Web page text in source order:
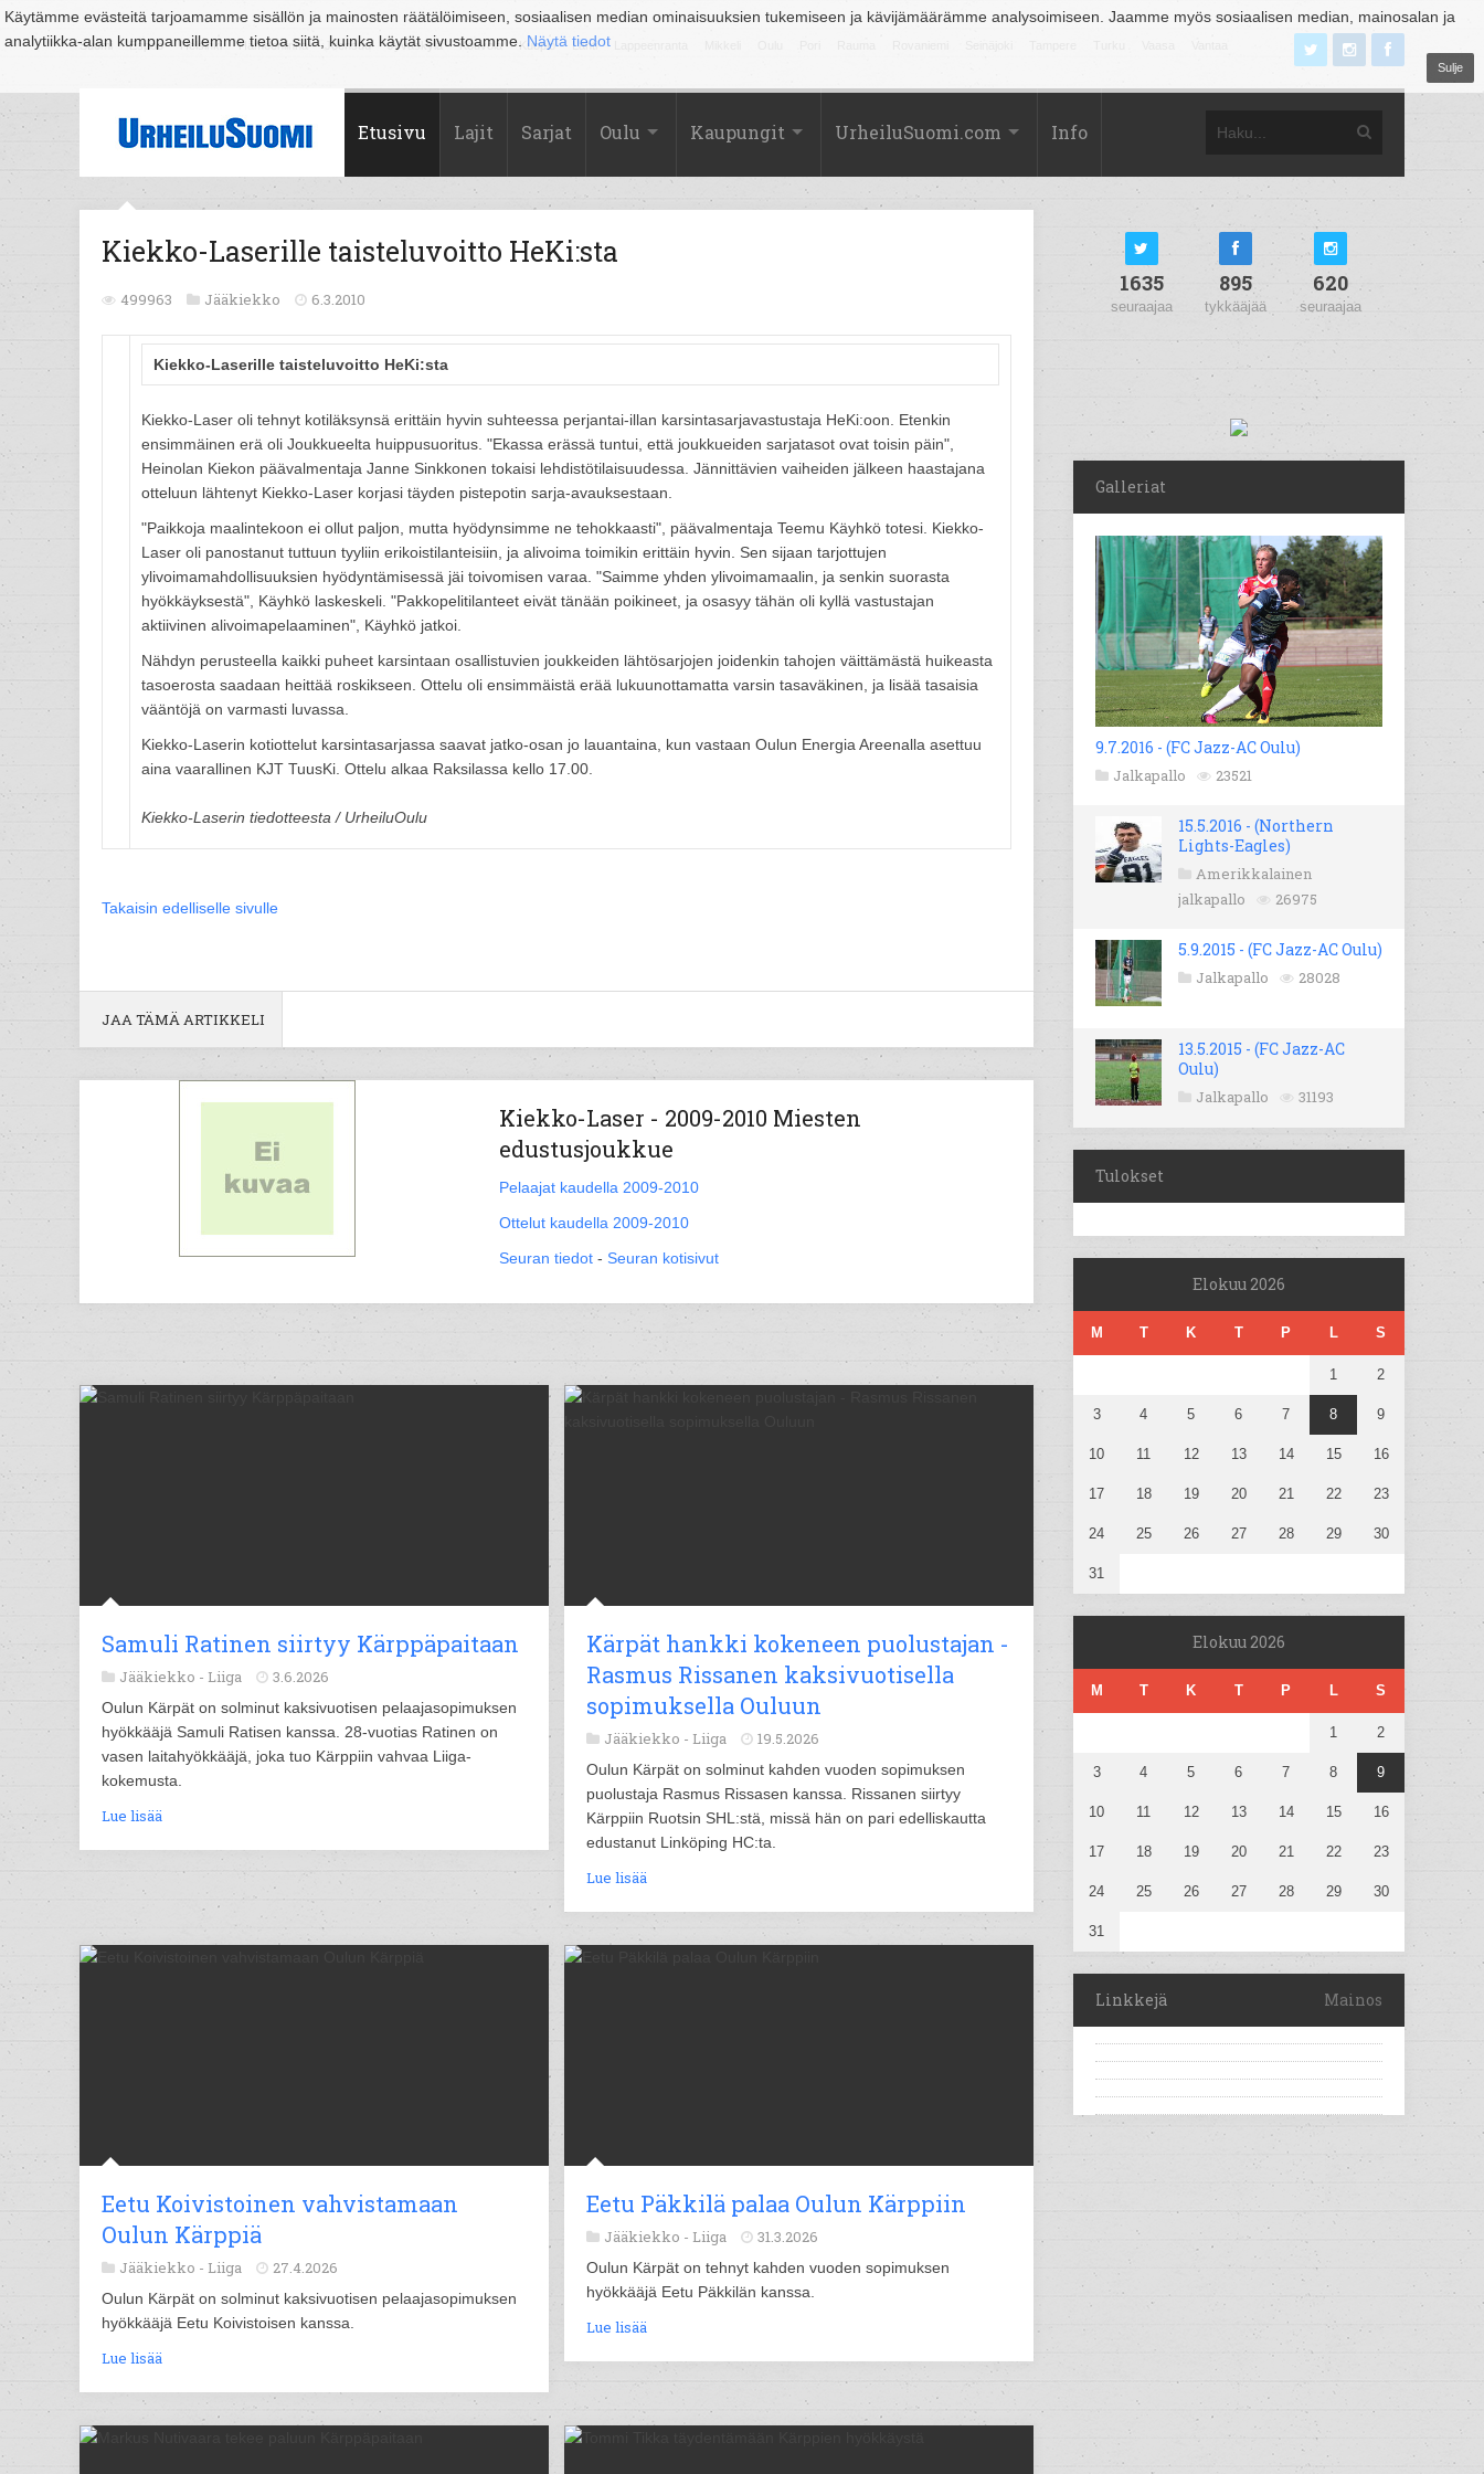
Käytämme evästeitä tarjoamamme sisällön ja mainosten räätälöimiseen, sosiaalisen median ominaisuuksien tukemiseen ja kävijämäärämme analysoimiseen. Jaamme myös sosiaalisen median, mainosalan ja
analytiikka-alan kumppaneillemme tietoa siitä, kuinka käytät sivustoamme. Näytä tiedot
Sulje
Suomi Espoo Helsinki Hämeenlinna Joensuu Jyväskylä Kouvola Kuopio Lahti
Etusivu Lajit Sarjat Oulu Kaupungit UrheiluSuomi.com Info
Kiekko-Laserille taisteluvoitto HeKi:sta
499963 Jääkiekko 6.3.2010
Kiekko-Laserille taisteluvoitto HeKi:sta
Kiekko-Laser oli tehnyt kotiläksynsä erittäin hyvin suhteessa perjantai-illan karsintasarjavastustaja HeKi:oon. Etenkin
ensimmäinen erä oli Joukkueelta huippusuoritus. "Ekassa erässä tuntui, että joukkueiden sarjatasot ovat toisin päin",
Heinolan Kiekon päävalmentaja Janne Sinkkonen tokaisi lehdistötilaisuudessa. Jännittävien vaiheiden jälkeen haastajana
otteluun lähtenyt Kiekko-Laser korjasi täyden pistepotin sarja-avauksestaan.
"Paikkoja maalintekoon ei ollut paljon, mutta hyödynsimme ne tehokkaasti", päävalmentaja Teemu Käyhkö totesi. Kiekko-
Laser oli panostanut tuttuun tyyliin erikoistilanteisiin, ja alivoima toimikin erittäin hyvin. Sen sijaan tarjottujen
ylivoimamahdollisuuksien hyödyntämisessä jäi toivomisen varaa. "Saimme yhden ylivoimamaalin, ja senkin suorasta
hyökkäyksestä", Käyhkö laskeskeli. "Pakkopelitilanteet eivät tänään poikineet, ja osasyy tähän oli kyllä vastustajan
aktiivinen alivoimapelaaminen", Käyhkö jatkoi.
Nähdyn perusteella kaikki puheet karsintaan osallistuvien joukkeiden lähtösarjojen joidenkin tahojen väittämästä huikeasta
tasoerosta saadaan heittää roskikseen. Ottelu oli ensimmäistä erää lukuunottamatta varsin tasaväkinen, ja lisää tasaisia
vääntöjä on varmasti luvassa.
Kiekko-Laserin kotiottelut karsintasarjassa saavat jatko-osan jo lauantaina, kun vastaan Oulun Energia Areenalla asettuu
aina vaarallinen KJT TuusKi. Ottelu alkaa Raksilassa kello 17.00.
Kiekko-Laserin tiedotteesta / UrheiluOulu
Takaisin edelliselle sivulle
JAA TÄMÄ ARTIKKELI
Kiekko-Laser - 2009-2010 Miesten
edustusjoukkue
Pelaajat kaudella 2009-2010
Ottelut kaudella 2009-2010
Seuran tiedot - Seuran kotisivut
Samuli Ratinen siirtyy Kärppäpaitaan
Jääkiekko - Liiga 3.6.2026
Oulun Kärpät on solminut kaksivuotisen pelaajasopimuksen
hyökkääjä Samuli Ratisen kanssa. 28-vuotias Ratinen on
vasen laitahyökkääjä, joka tuo Kärppiin vahvaa Liiga-
kokemusta.
Lue lisää
Kärpät hankki kokeneen puolustajan -
Rasmus Rissanen kaksivuotisella
sopimuksella Ouluun
Jääkiekko - Liiga 19.5.2026
Oulun Kärpät on solminut kahden vuoden sopimuksen
puolustaja Rasmus Rissasen kanssa. Rissanen siirtyy
Kärppiin Ruotsin SHL:stä, missä hän on pari edelliskautta
edustanut Linköping HC:ta.
Lue lisää
Eetu Koivistoinen vahvistamaan
Oulun Kärppiä
Jääkiekko - Liiga 27.4.2026
Oulun Kärpät on solminut kaksivuotisen pelaajasopimuksen
hyökkääjä Eetu Koivistoisen kanssa.
Lue lisää
Eetu Päkkilä palaa Oulun Kärppiin
Jääkiekko - Liiga 31.3.2026
Oulun Kärpät on tehnyt kahden vuoden sopimuksen
hyökkääjä Eetu Päkkilän kanssa.
Lue lisää
1635
seuraajaa
895
tykkääjää
620
seuraajaa
Galleriat
9.7.2016 - (FC Jazz-AC Oulu)
Jalkapallo 23521
15.5.2016 - (Northern
Lights-Eagles)
Amerikkalainen
jalkapallo
26975
5.9.2015 - (FC Jazz-AC Oulu)
Jalkapallo 28028
13.5.2015 - (FC Jazz-AC
Oulu)
Jalkapallo 31193
Tulokset
Elokuu 2026
M T K T P L S
1 2
3 4 5 6 7 8 9
10 11 12 13 14 15 16
17 18 19 20 21 22 23
24 25 26 27 28 29 30
31
Elokuu 2026
M T K T P L S
1 2
3 4 5 6 7 8 9
10 11 12 13 14 15 16
17 18 19 20 21 22 23
24 25 26 27 28 29 30
31
Linkkejä Mainos